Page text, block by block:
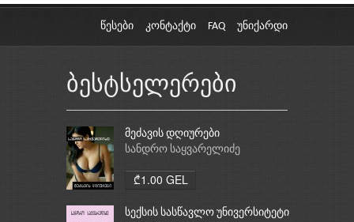
წესები კონტაქტი FAQ უნიქარდი
ბესტსელერები
მეძავის დღიურები
სანდრო საყვარელიძე
₾1.00 GEL
სექსის სასწავლო უნივერსიტეტი